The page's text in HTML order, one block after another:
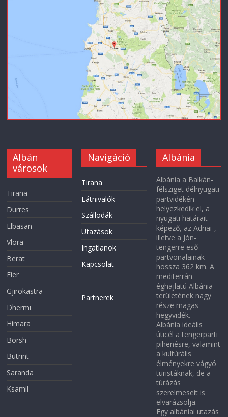
Albán
városok
Tirana
Durres
Elbasan
Vlora
Berat
Fier
Gjirokastra
Dhermi
Himara
Borsh
Butrint
Saranda
Ksamil
Navigáció
Tirana
Látnivalók
Szállodák
Utazások
Ingatlanok
Kapcsolat
Partnerek
Albánia
Albánia a Balkán-
félsziget délnyugati
partvidékén
helyezkedik el, a
nyugati határait
képező, az Adriai-,
illetve a Jón-
tengerre eső
partvonalainak
hossza 362 km. A
mediterrán
éghajlatú Albánia
területének nagy
része magas
hegyvidék.
Albánia ideális
úticél a tengerparti
pihenésre, valamint
a kultúrális
élményekre vágyó
turistáknak, de a
túrázás
szerelmeseit is
elvarázsolja.
Egy albániai utazás